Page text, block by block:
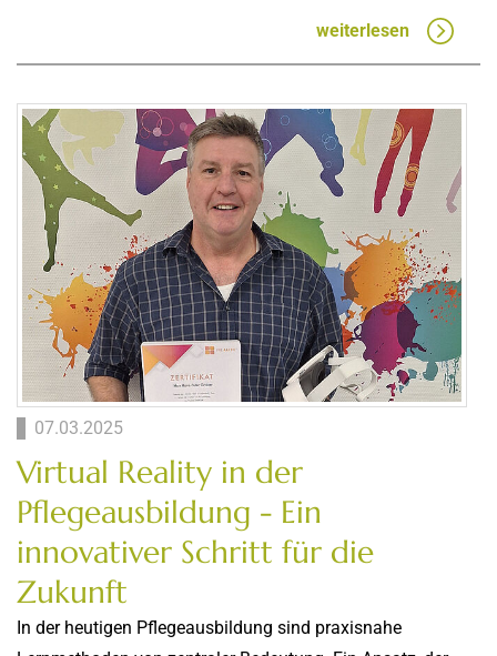
weiterlesen
07.03.2025
Virtual Reality in der
Pflegeausbildung - Ein
innovativer Schritt für die
Zukunft
In der heutigen Pflegeausbildung sind praxisnahe